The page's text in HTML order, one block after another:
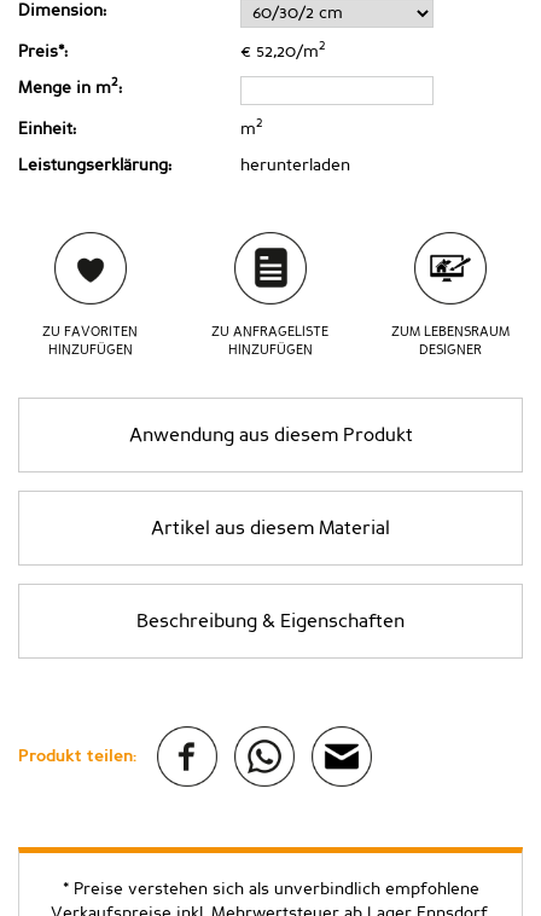
Dimension:
Preis*: € 52,20/m2
Menge in m2:
Einheit: m2
Leistungserklärung: herunterladen
ZU FAVORITEN
HINZUFÜGEN
ZU ANFRAGELISTE
HINZUFÜGEN
ZUM LEBENSRAUM
DESIGNER
Anwendung aus diesem Produkt
Artikel aus diesem Material
Beschreibung & Eigenschaften
Produkt teilen:
* Preise verstehen sich als unverbindlich empfohlene